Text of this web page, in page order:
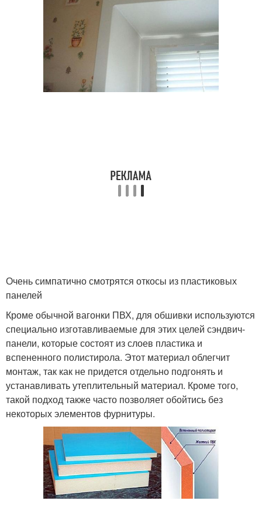
Очень симпатично смотрятся откосы из пластиковых
панелей
Кроме обычной вагонки ПВХ, для обшивки используются
специально изготавливаемые для этих целей сэндвич-
панели, которые состоят из слоев пластика и
вспененного полистирола. Этот материал облегчит
монтаж, так как не придется отдельно подгонять и
устанавливать утеплительный материал. Кроме того,
такой подход также часто позволяет обойтись без
некоторых элементов фурнитуры.